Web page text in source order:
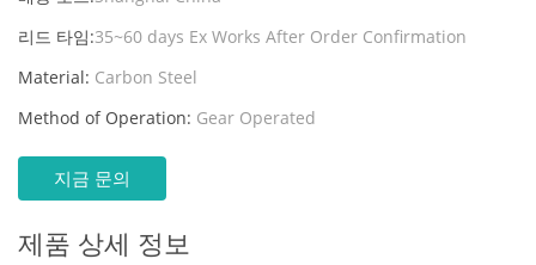
리드 타임:35~60 days Ex Works After Order Confirmation
Material: Carbon Steel
Method of Operation: Gear Operated
지금 문의
제품 상세 정보